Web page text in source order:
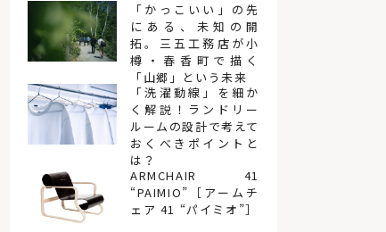
「かっこいい」の先
にある、未知の開
拓。三五工務店が小
樽・春香町で描く
「山郷」という未来
「洗濯動線」を細か
く解説！ランドリー
ルームの設計で考えて
おくべきポイントと
は？
ARMCHAIR 41
“PAIMIO”［アームチ
ェア 41 “パイミオ”］